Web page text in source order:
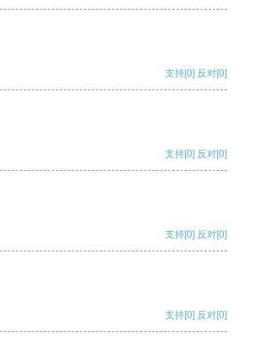
支持[0] 反对[0]
支持[0] 反对[0]
支持[0] 反对[0]
支持[0] 反对[0]